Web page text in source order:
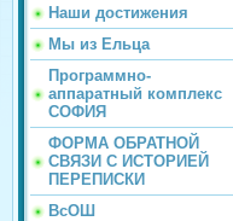
Наши достижения
Мы из Ельца
Программно-
аппаратный комплекс
СОФИЯ
ФОРМА ОБРАТНОЙ
СВЯЗИ С ИСТОРИЕЙ
ПЕРЕПИСКИ
ВсОШ